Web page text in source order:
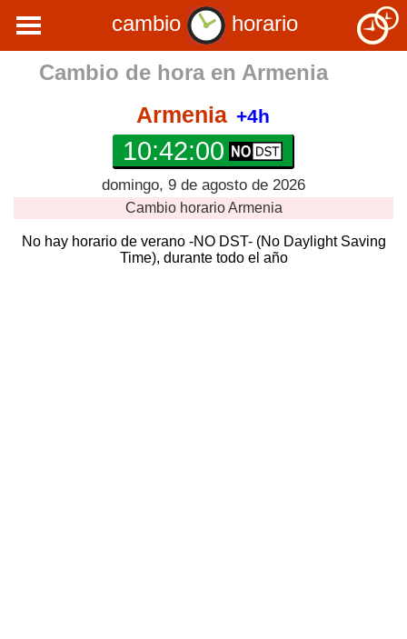
cambio
horario
Cambio de hora en Armenia
Armenia +4h
10:42:00
domingo, 9 de agosto de 2026
Cambio horarioArmenia
No hay horario de verano -NO DST- (No Daylight Saving
Time), durante todo el año